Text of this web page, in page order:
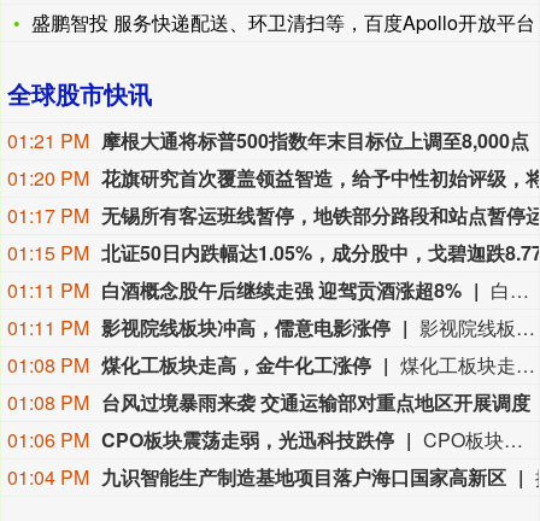
盛鹏智投 服务快递配送、环卫清扫等，百度Apollo开放平台
全球股市快讯
01:21 PM 摩根大通将标普500指数年末目标位上调至8,000点
01:20 PM
01:17 PM
01:15 PM
01:11 PM 白酒概念股午后继续走强 迎驾贡酒涨超8%
白酒概念股午后继续走强，迎驾贡酒涨超8%，古井贡酒、贵州茅台、今世缘等上涨。
01:11 PM 影视院线板块冲高，儒意电影涨停
影视院线板块冲高，儒意电影涨停，幸福蓝海涨超8%，北京文化此前涨停，华智数媒涨超15%，金逸影视、中国电影涨超3%。
01:08 PM 煤化工板块走高，金牛化工涨停
煤化工板块走高，金牛化工涨停，江苏索普、华昌化工、诚志股份、宝丰能源、鲁西化工等纷纷走高。
01:08 PM 台风过境暴雨来袭 交通运输部对重点地区开展调度
01:06 PM CPO板块震荡走弱，光迅科技跌停
CPO板块震荡走弱，光迅科技跌停，中际旭创、通宇通讯、新易盛、剑桥科技、长芯博创、罗博特科等跟跌。
01:04 PM 九识智能生产制造基地项目落户海口国家高新区